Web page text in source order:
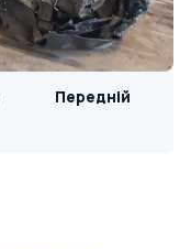
Передній